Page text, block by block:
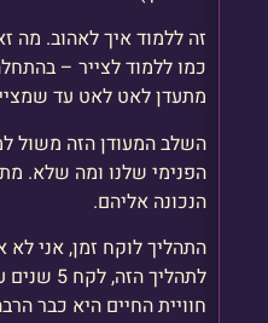
זה ללמוד איך לאהוב. מה
כמו ללמוד לצייר –
מתעדן לאט לאט עד
השלב המעודן הזה משול
הפנימי שלנו ומה שלא.
הנכונה אליהם.
התהליך לוקח זמן, אני
חוויית החיים היא כבר